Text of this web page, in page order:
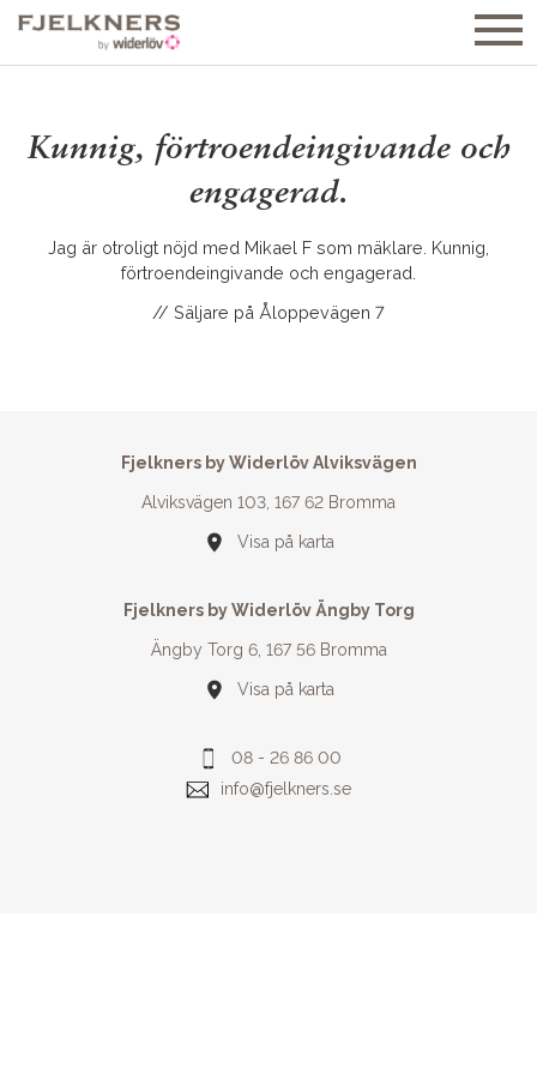
– BOSTADSRÄTTER
– SÅLDA
NYPRODUKTION
OM FJELKNERS
KONTAKT
Kunnig, förtroendeingivande och
engagerad.
Jag är otroligt nöjd med Mikael F som mäklare. Kunnig,
förtroendeingivande och engagerad.
// Säljare på Åloppevägen 7
Fjelkners by Widerlöv Alviksvägen
Alviksvägen 103, 167 62 Bromma
Visa på karta
Fjelkners by Widerlöv Ängby Torg
Ängby Torg 6, 167 56 Bromma
Visa på karta
08 - 26 86 00
info@fjelkners.se